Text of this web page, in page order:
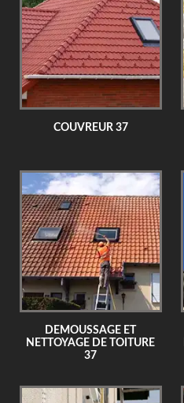
COUVREUR 37
DEMOUSSAGE ET
NETTOYAGE DE TOITURE
37